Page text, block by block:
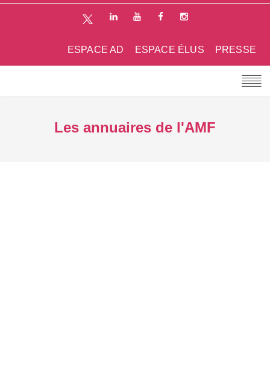
PRESSE
ESPACE ÉLUS
ESPACE AD
Les annuaires de l'AMF